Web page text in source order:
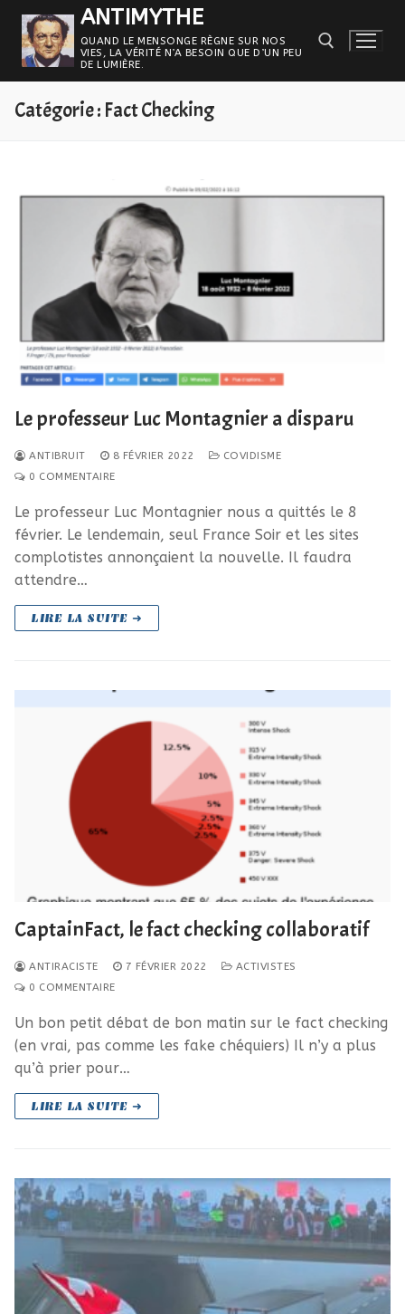
Aller
contenu
ANTIMYTHE
QUAND LE MENSONGE RÈGNE SUR NOS
VIES, LA VÉRITÉ N’A BESOIN QUE D’UN PEU
DE LUMIÈRE.
Rechercher :
Catégorie : Fact Checking
Le professeur Luc Montagnier a disparu
ANTIBRUIT 8 FÉVRIER 2022
COVIDISME
0 COMMENTAIRE
Le professeur Luc Montagnier nous a quittés le 8
février. Le lendemain, seul France Soir et les sites
complotistes annonçaient la nouvelle. Il faudra
attendre…
LIRE LA SUITE ➜
CaptainFact, le fact checking collaboratif
ANTIRACISTE 7 FÉVRIER 2022
ACTIVISTES
0 COMMENTAIRE
Un bon petit débat de bon matin sur le fact checking
(en vrai, pas comme les fake chéquiers) Il n’y a plus
qu’à prier pour…
LIRE LA SUITE ➜